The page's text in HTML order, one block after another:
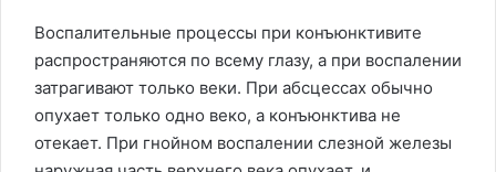
Воспалительные процессы при конъюнктивите
распространяются по всему глазу, а при воспалении
затрагивают только веки. При абсцессах обычно
опухает только одно веко, а конъюнктива не
отекает. При гнойном воспалении слезной железы